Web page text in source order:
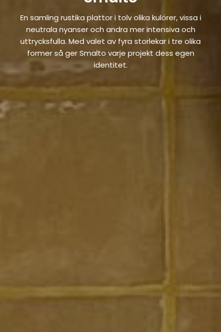
En samling rustika plattor i tolv olika kulörer, vissa i
neutrala nyanser och andra mer intensiva och
uttrycksfulla. Med valet av fyra storlekar i tre olika
former så ger Smalto varje projekt dess egen
identitet.